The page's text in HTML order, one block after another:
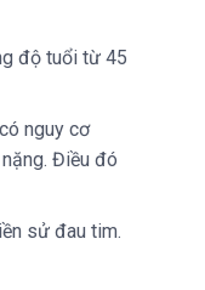
độ tuổi từ 45
nguy cơ
Điều đó
sử đau tim.